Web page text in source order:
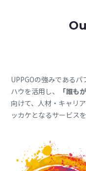
UPPGOの強みであるパ
ハウを活用し、
「誰も
向けて、 人材・キャリ
ッカケとなるサービス